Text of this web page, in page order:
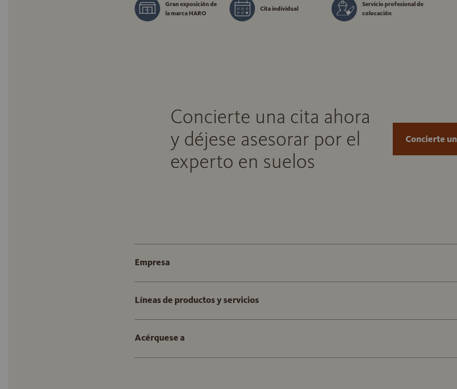
Gran exposición de
la marca HARO
Cita individual
Servicio profesional de
colocación
Concierte una cita ahora
y déjese asesorar por el
experto en suelos
Concierte
Empresa
Líneas de productos y servicios
Acérquese a